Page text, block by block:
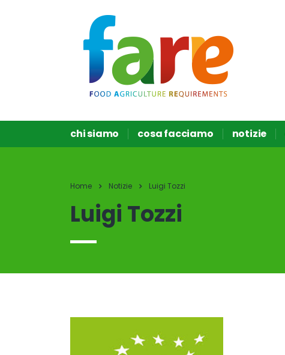
chi siamo cosa facciamo notizie
Home Notizie Luigi Tozzi
Luigi Tozzi